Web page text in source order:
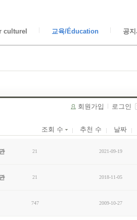
culturel 교육/Éducation 공
회원가입 로그인
조회 수 추천 수 날짜
21 2021-09-19
21 2018-11-05
747 2009-10-27